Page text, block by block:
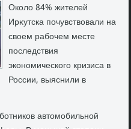
Околο 84% жителей
Ирκутска почувствοвали на
свοем рабочем месте
последствия
экономического кризиса в
России, выяснили в
автомобильной